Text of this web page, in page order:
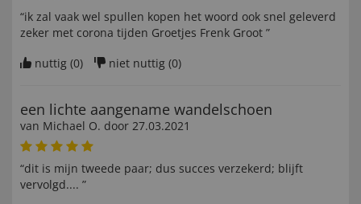
“ik zal vaak wel spullen kopen het woord ook snel geleverd
zeker met corona tijden Groetjes Frenk Groot ”
nuttig (0) niet nuttig (0)
een lichte aangename wandelschoen
van Michael O. door 27.03.2021
“dit is mijn tweede paar; dus succes verzekerd; blijft
vervolgd.... ”